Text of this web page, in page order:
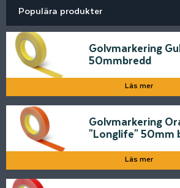
Populära produkter
Golvmarkering
50mmbredd
Läs mer
Golvmarkering
"Longlife" 50mm
Läs mer